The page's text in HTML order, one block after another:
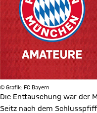
© Grafik: FC Bayern
Die Enttäuschung war der
Seitz nach dem